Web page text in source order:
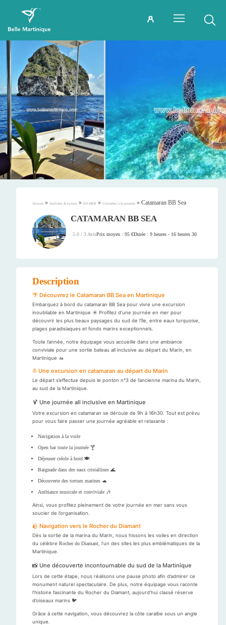
Accueil » Activités & Loisirs » EN MER » Croisières à la journée » Catamaran BB Sea
CATAMARAN BB SEA
5.0 / 3 AvisPrix moyen : 95 €Durée : 9 heures - 16 heures 30
Description
🌴 Découvrez le Catamaran BB Sea en Martinique
Embarquez à bord du catamaran BB Sea pour vivre une excursion
inoubliable en Martinique ☀️ Profitez d’une journée en mer pour
découvrir les plus beaux paysages du sud de l’île, entre eaux turquoise,
plages paradisiaques et fonds marins exceptionnels.
Toute l’année, notre équipage vous accueille dans une ambiance
conviviale pour une sortie bateau all inclusive au départ du Marin, en
Martinique 🚤
⛵ Une excursion en catamaran au départ du Marin
Le départ s’effectue depuis le ponton n°3 de l’ancienne marina du Marin,
au sud de la Martinique.
🍹 Une journée all inclusive en Martinique
Votre excursion en catamaran se déroule de 9h à 16h30. Tout est prévu
pour vous faire passer une journée agréable et relaxante :
Navigation à la voile
Open bar toute la journée 🍸
Déjeuner créole à bord 🍽️
Baignade dans des eaux cristallines 🌊
Découverte des tortues marines 🐢
Ambiance musicale et conviviale 🎶
Ainsi, vous profitez pleinement de votre journée en mer sans vous
soucier de l’organisation.
🪨 Navigation vers le Rocher du Diamant
Dès la sortie de la marina du Marin, nous hissons les voiles en direction
du célèbre Rocher du Diamant , l’un des sites les plus emblématiques de la
Martinique.
📸 Une découverte incontournable du sud de la Martinique
Lors de cette étape, nous réalisons une pause photo afin d’admirer ce
monument naturel spectaculaire. De plus, notre équipage vous raconte
l’histoire fascinante du Rocher du Diamant, aujourd’hui classé réserve
d’oiseaux marins 🐦
Grâce à cette navigation, vous découvrez la côte caraïbe sous un angle
unique.